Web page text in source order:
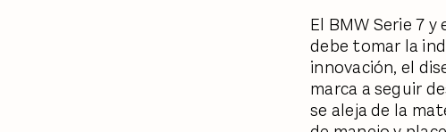
El BMW Serie 7
debe tomar la
innovación, el
marca a seguir
se aleja de la